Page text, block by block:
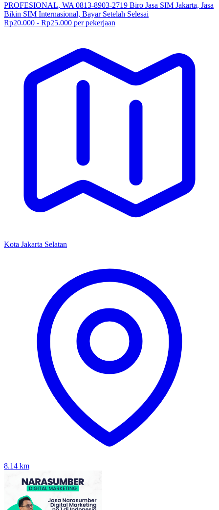
PROFESIONAL, WA 0813-8903-2719 Biro Jasa SIM Jakarta, Jasa
Bikin SIM Internasional, Bayar Setelah Selesai
Rp20.000 - Rp25.000 per pekerjaan
Kota Jakarta Selatan
8.14 km